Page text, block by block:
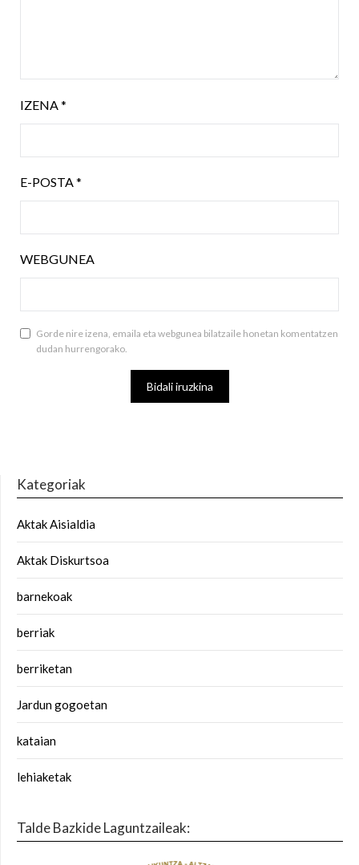
IZENA *
E-POSTA *
WEBGUNEA
Gorde nire izena, emaila eta webgunea bilatzaile honetan komentatzen
dudan hurrengorako.
Kategoriak
Aktak Aisialdia
Aktak Diskurtsoa
barnekoak
berriak
berriketan
Jardun gogoetan
kataian
lehiaketak
Talde Bazkide Laguntzaileak: